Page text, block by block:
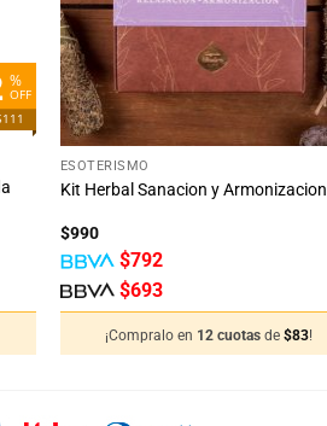
%
OFF
+
ESOTERISMO
Kit Herbal Sanacion y Armonizacion
$990
$792
$693
¡Compralo en 12 cuotas de $83!